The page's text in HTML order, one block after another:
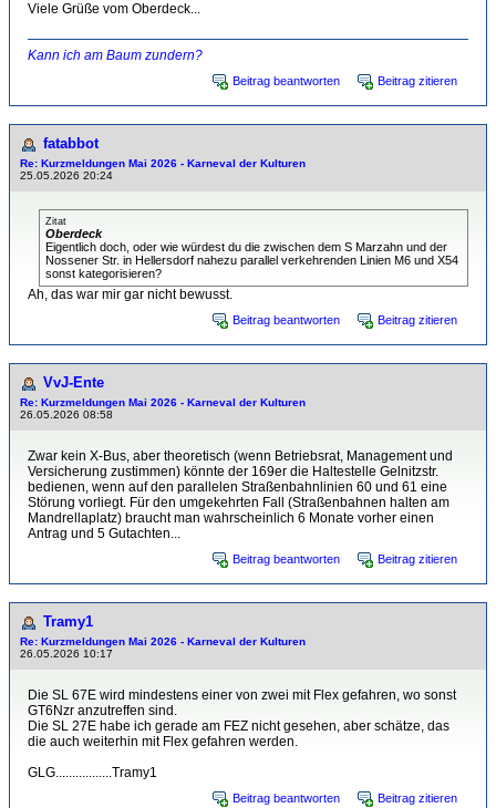
Viele Grüße vom Oberdeck...
Kann ich am Baum zundern?
Beitrag beantworten Beitrag zitieren
fatabbot
Re: Kurzmeldungen Mai 2026 - Karneval der Kulturen
25.05.2026 20:24
Zitat
Oberdeck
Eigentlich doch, oder wie würdest du die zwischen dem S Marzahn und der
Nossener Str. in Hellersdorf nahezu parallel verkehrenden Linien M6 und X54
sonst kategorisieren?
Ah, das war mir gar nicht bewusst.
Beitrag beantworten Beitrag zitieren
VvJ-Ente
Re: Kurzmeldungen Mai 2026 - Karneval der Kulturen
26.05.2026 08:58
Zwar kein X-Bus, aber theoretisch (wenn Betriebsrat, Management und
Versicherung zustimmen) könnte der 169er die Haltestelle Gelnitzstr.
bedienen, wenn auf den parallelen Straßenbahnlinien 60 und 61 eine
Störung vorliegt. Für den umgekehrten Fall (Straßenbahnen halten am
Mandrellaplatz) braucht man wahrscheinlich 6 Monate vorher einen
Antrag und 5 Gutachten...
Beitrag beantworten Beitrag zitieren
Tramy1
Re: Kurzmeldungen Mai 2026 - Karneval der Kulturen
26.05.2026 10:17
Die SL 67E wird mindestens einer von zwei mit Flex gefahren, wo sonst
GT6Nzr anzutreffen sind.
Die SL 27E habe ich gerade am FEZ nicht gesehen, aber schätze, das
die auch weiterhin mit Flex gefahren werden.
GLG.................Tramy1
Beitrag beantworten Beitrag zitieren